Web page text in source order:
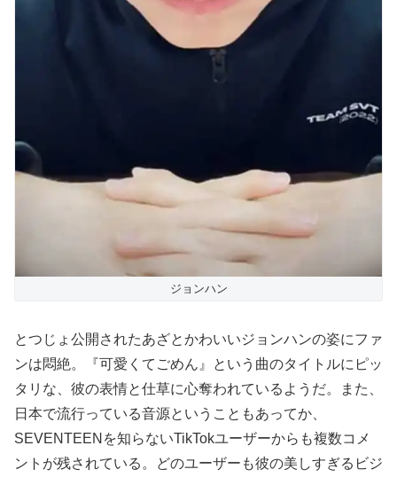
ジョンハン
とつじょ公開されたあざとかわいいジョンハンの姿にファ
ンは悶絶。『可愛くてごめん』という曲のタイトルにピッ
タリな、彼の表情と仕草に心奪われているようだ。また、
日本で流行っている音源ということもあってか、
SEVENTEENを知らないTikTokユーザーからも複数コメ
ントが残されている。どのユーザーも彼の美しすぎるビジ